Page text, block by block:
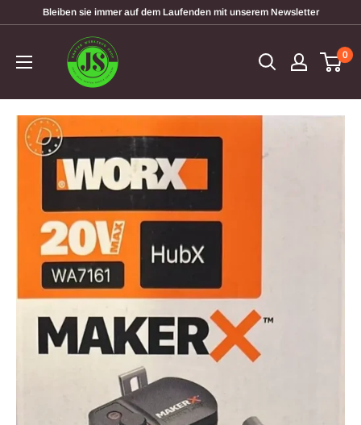
Bleiben sie immer auf dem Laufenden mit unserem Newsletter
garten-
werkzeugshop
0